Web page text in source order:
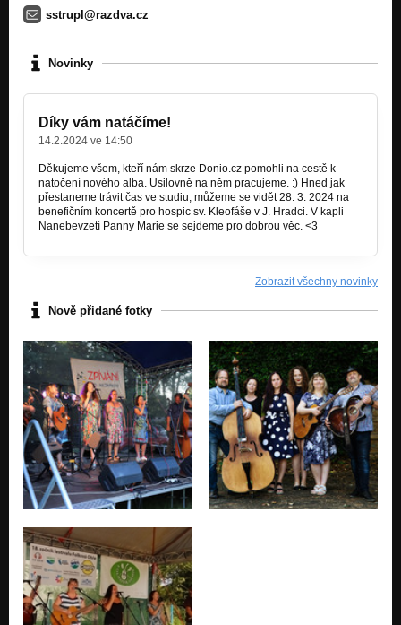
sstrupl@razdva.cz
Novinky
Díky vám natáčíme!
14.2.2024 ve 14:50
Děkujeme všem, kteří nám skrze Donio.cz pomohli na cestě k
natočení nového alba. Usilovně na něm pracujeme. :) Hned jak
přestaneme trávit čas ve studiu, můžeme se vidět 28. 3. 2024 na
benefičním koncertě pro hospic sv. Kleofáše v J. Hradci. V kapli
Nanebevzetí Panny Marie se sejdeme pro dobrou věc. <3
Zobrazit všechny novinky
Nově přidané fotky